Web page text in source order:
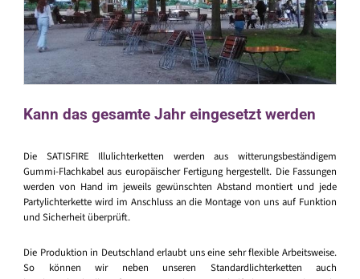
Kann das gesamte Jahr eingesetzt werden
Die SATISFIRE Illulichterketten werden aus witterungsbeständigem
Gummi-Flachkabel aus europäischer Fertigung hergestellt. Die Fassungen
werden von Hand im jeweils gewünschten Abstand montiert und jede
Partylichterkette wird im Anschluss an die Montage von uns auf Funktion
und Sicherheit überprüft.
Die Produktion in Deutschland erlaubt uns eine sehr flexible Arbeitsweise.
So können wir neben unseren Standardlichterketten auch